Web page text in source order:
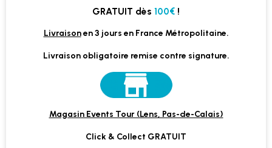
GRATUIT dès 100€ !
Livraisonen 3 jours en France Métropolitaine.
Livraison obligatoire remise contre signature.
Magasin Events Tour (Lens, Pas-de-Calais)
Click & Collect GRATUIT